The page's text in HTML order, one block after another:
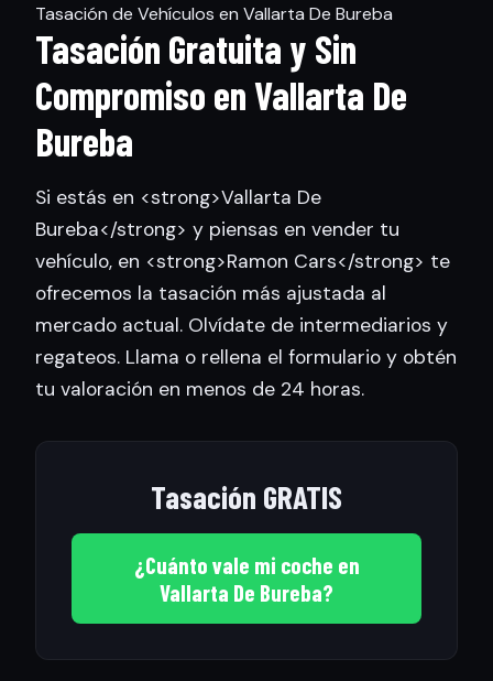
Tasación de Vehículos en Vallarta De Bureba
Tasación Gratuita y Sin
Compromiso en Vallarta De
Bureba
Si estás en <strong>Vallarta De
Bureba</strong> y piensas en vender tu
vehículo, en <strong>Ramon Cars</strong> te
ofrecemos la tasación más ajustada al
mercado actual. Olvídate de intermediarios y
regateos. Llama o rellena el formulario y obtén
tu valoración en menos de 24 horas.
Tasación GRATIS
¿Cuánto vale mi coche en
Vallarta De Bureba?